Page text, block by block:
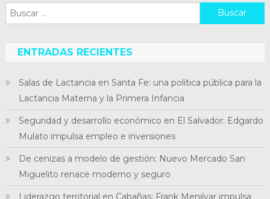
Buscar:
ENTRADAS RECIENTES
Salas de Lactancia en Santa Fe: una política pública para la
Lactancia Materna y la Primera Infancia
Seguridad y desarrollo económico en El Salvador: Edgardo
Mulato impulsa empleo e inversiones
De cenizas a modelo de gestión: Nuevo Mercado San
Miguelito renace moderno y seguro
Liderazgo territorial en Cabañas: Frank Menjívar impulsa